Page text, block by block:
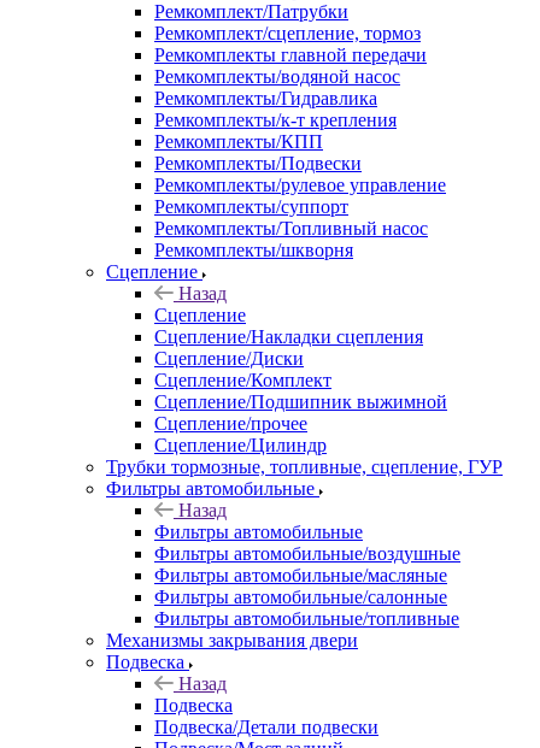
Ремкомплект/Патрубки
Ремкомплект/сцепление, тормоз
Ремкомплекты главной передачи
Ремкомплекты/водяной насос
Ремкомплекты/Гидравлика
Ремкомплекты/к-т крепления
Ремкомплекты/КПП
Ремкомплекты/Подвески
Ремкомплекты/рулевое управление
Ремкомплекты/суппорт
Ремкомплекты/Топливный насос
Ремкомплекты/шкворня
Сцепление
Назад
Сцепление
Сцепление/Накладки сцепления
Сцепление/Диски
Сцепление/Комплект
Сцепление/Подшипник выжимной
Сцепление/прочее
Сцепление/Цилиндр
Трубки тормозные, топливные, сцепление, ГУР
Фильтры автомобильные
Назад
Фильтры автомобильные
Фильтры автомобильные/воздушные
Фильтры автомобильные/масляные
Фильтры автомобильные/салонные
Фильтры автомобильные/топливные
Механизмы закрывания двери
Подвеска
Назад
Подвеска
Подвеска/Детали подвески